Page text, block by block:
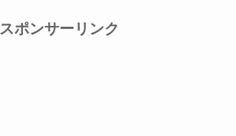
スポンサーリンク